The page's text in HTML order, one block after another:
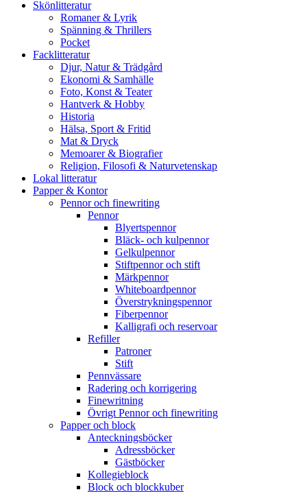
Skönlitteratur
Romaner & Lyrik
Spänning & Thrillers
Pocket
Facklitteratur
Djur, Natur & Trädgård
Ekonomi & Samhälle
Foto, Konst & Teater
Hantverk & Hobby
Historia
Hälsa, Sport & Fritid
Mat & Dryck
Memoarer & Biografier
Religion, Filosofi & Naturvetenskap
Lokal litteratur
Papper & Kontor
Pennor och finewriting
Pennor
Blyertspennor
Bläck- och kulpennor
Gelkulpennor
Stiftpennor och stift
Märkpennor
Whiteboardpennor
Överstrykningspennor
Fiberpennor
Kalligrafi och reservoar
Refiller
Patroner
Stift
Pennvässare
Radering och korrigering
Finewritning
Övrigt Pennor och finewriting
Papper och block
Anteckningsböcker
Adressböcker
Gästböcker
Kollegieblock
Block och blockkuber